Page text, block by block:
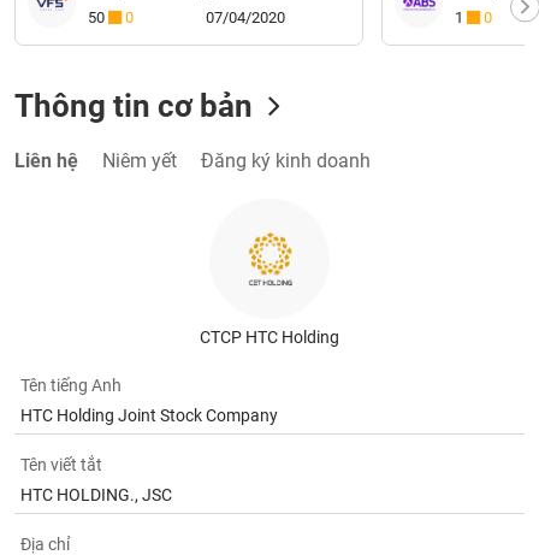
50
0 07/04/2020
1
0
Thông tin cơ bản
Liên hệ Niêm yết Đăng ký kinh doanh
CTCP HTC Holding
Tên tiếng Anh
HTC Holding Joint Stock Company
Tên viết tắt
HTC HOLDING., JSC
Địa chỉ